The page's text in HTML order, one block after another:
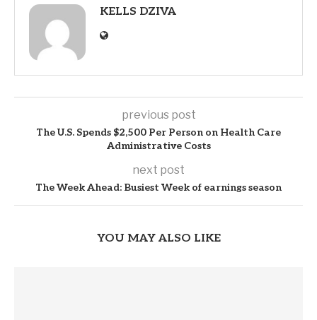
KELLS DZIVA
previous post
The U.S. Spends $2,500 Per Person on Health Care
Administrative Costs
next post
The Week Ahead: Busiest Week of earnings season
YOU MAY ALSO LIKE